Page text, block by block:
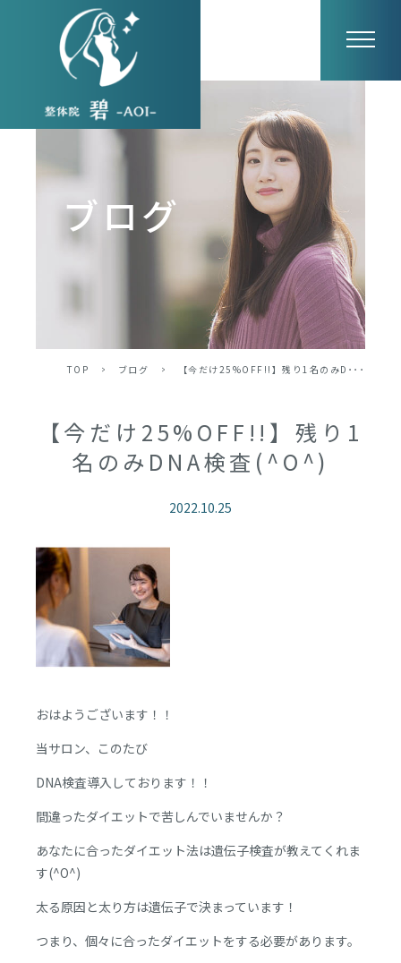
ブログ
TOP > ブログ > 【今だけ25%OFF!!】残り1名のみD･･･
【今だけ25%OFF!!】残り1
名のみDNA検査(^O^)
2022.10.25
おはようございます！！
当サロン、このたび
DNA検査導入しております！！
間違ったダイエットで苦しんでいませんか？
あなたに合ったダイエット法は遺伝子検査が教えてくれま
す(^O^)
太る原因と太り方は遺伝子で決まっています！
つまり、個々に合ったダイエットをする必要があります。